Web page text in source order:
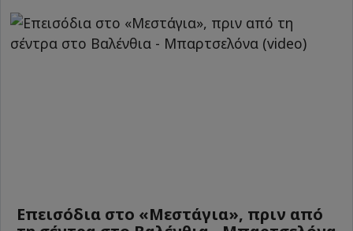
Επεισόδια στο «Μεστάγια», πριν από